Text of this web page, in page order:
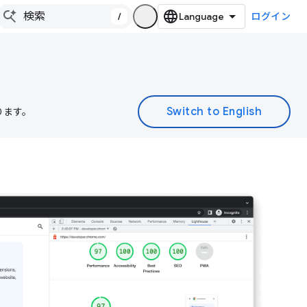
/ ログイン
す。